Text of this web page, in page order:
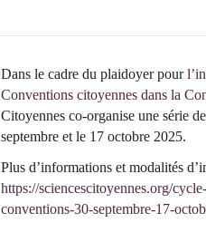
Dans le cadre du plaidoyer pour
Conventions citoyennes dans la
Citoyennes co-organise une série
septembre et le 17 octobre 2025.
Plus d’informations et modalités
https://sciencescitoyennes.org/
conventions-30-septembre-17-